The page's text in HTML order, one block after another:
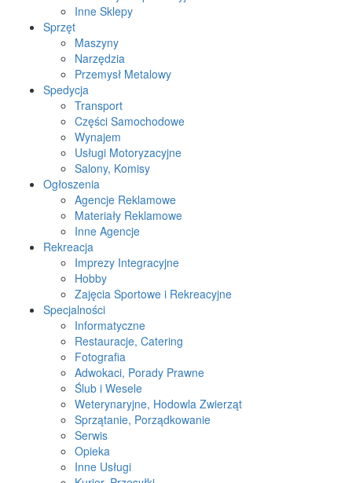
Inne Sklepy
Sprzęt
Maszyny
Narzędzia
Przemysł Metalowy
Spedycja
Transport
Części Samochodowe
Wynajem
Usługi Motoryzacyjne
Salony, Komisy
Ogłoszenia
Agencje Reklamowe
Materiały Reklamowe
Inne Agencje
Rekreacja
Imprezy Integracyjne
Hobby
Zajęcia Sportowe i Rekreacyjne
Specjalności
Informatyczne
Restauracje, Catering
Fotografia
Adwokaci, Porady Prawne
Ślub i Wesele
Weterynaryjne, Hodowla Zwierząt
Sprzątanie, Porządkowanie
Serwis
Opieka
Inne Usługi